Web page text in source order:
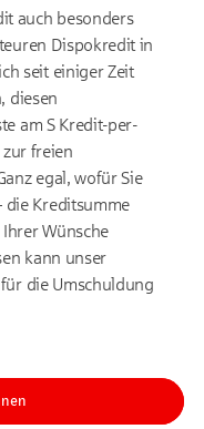
auch besonders
Dispokredit in
seit einiger Zeit
diesen
am S Kredit-per-
zur freien
egal, wofür Sie
die Kreditsumme
Wünsche
kann unser
die Umschuldung